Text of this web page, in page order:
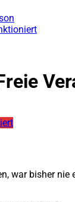
war bisher